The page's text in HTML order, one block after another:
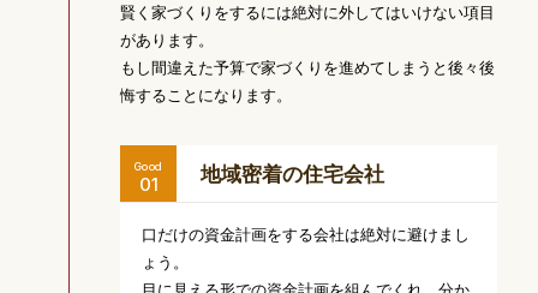
賢く家づくりをするには絶対に外してはいけない項目
があります。
もし間違えた予算で家づくりを進めてしまうと後々後
悔することになります。
Good 地域密着の住宅会社
口だけの資金計画をする会社は絶対に避けまし
ょう。